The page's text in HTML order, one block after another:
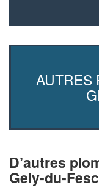
AUTRES
D’autres
Gely-du-Fesc